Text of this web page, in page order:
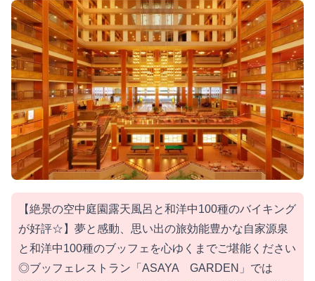
【絶景の空中庭園露天風呂と和洋中100種のバイキング
が好評☆】夢と感動、思い出の旅効能豊かな自家源泉
と和洋中100種のブッフェを心ゆくまでご堪能ください
◎ブッフェレストラン「ASAYA GARDEN」では